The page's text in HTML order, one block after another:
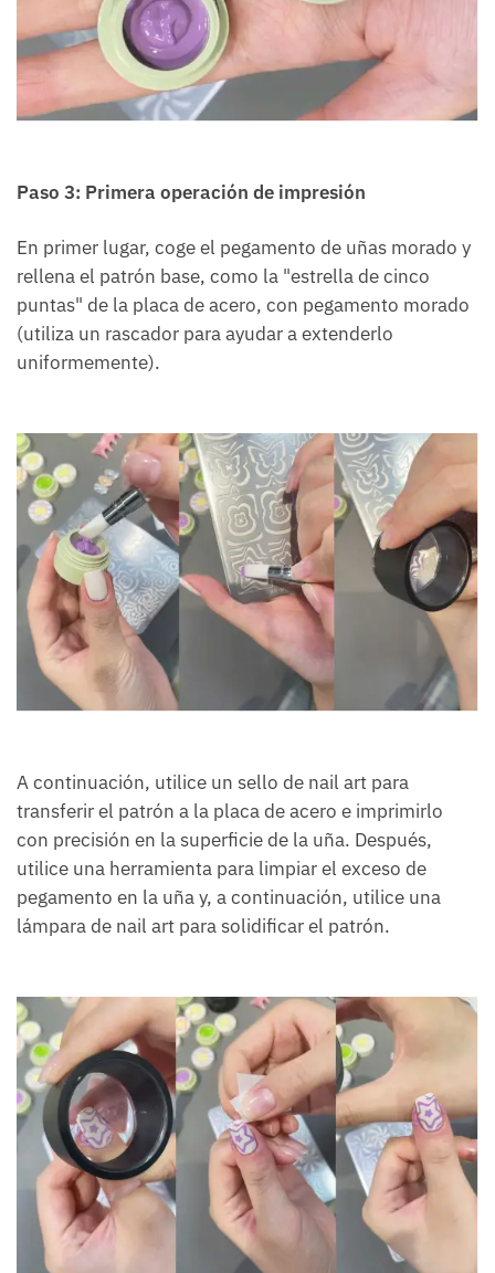
Paso 3: Primera operación de impresión
En primer lugar, coge el pegamento de uñas morado y
rellena el patrón base, como la "estrella de cinco
puntas" de la placa de acero, con pegamento morado
(utiliza un rascador para ayudar a extenderlo
uniformemente).
A continuación, utilice un sello de nail art para
transferir el patrón a la placa de acero e imprimirlo
con precisión en la superficie de la uña. Después,
utilice una herramienta para limpiar el exceso de
pegamento en la uña y, a continuación, utilice una
lámpara de nail art para solidificar el patrón.